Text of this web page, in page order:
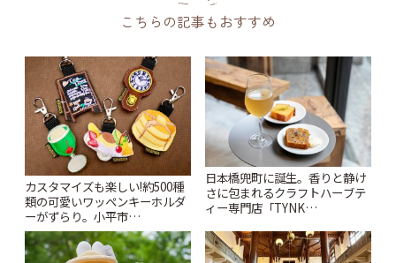
こちらの記事もおすすめ
カスタマイズも楽しい!約500種
類の可愛いワッペンキーホルダ
ーがずらり。小平市
「Kimamaya T&K」 | ことりっ
ぷ
日本橋兜町に誕生。香りと静け
さに包まれるクラフトハーブテ
ィー専門店「TYNK